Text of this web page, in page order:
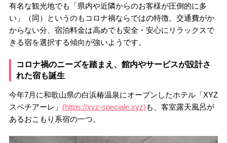
有名な観光地でも「県内や近隣からのお客様が圧倒的に多
い」（同）というのもコロナ禍ならではの特徴。交通費がか
からない分、宿泊料金は高めでも安全・安心にリラックスで
きる宿を選択する傾向が強いようです。
コロナ禍のニーズを踏まえ、館内やサービスが設計さ
れた宿も誕生
今年7月に和歌山県の白浜椿温泉にオープンしたホテル「XYZ
スペチアーレ」 (https://xyz-speciale.xyz)も、客室露天風呂が
あるおこもり系宿の一つ。